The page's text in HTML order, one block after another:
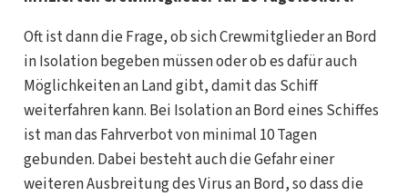
Oft ist dann die Frage, ob sich Crewmitglieder an Bord
in Isolation begeben müssen oder ob es dafür auch
Möglichkeiten an Land gibt, damit das Schiff
weiterfahren kann. Bei Isolation an Bord eines Schiffes
ist man das Fahrverbot von minimal 10 Tagen
gebunden. Dabei besteht auch die Gefahr einer
weiteren Ausbreitung des Virus an Bord, so dass die